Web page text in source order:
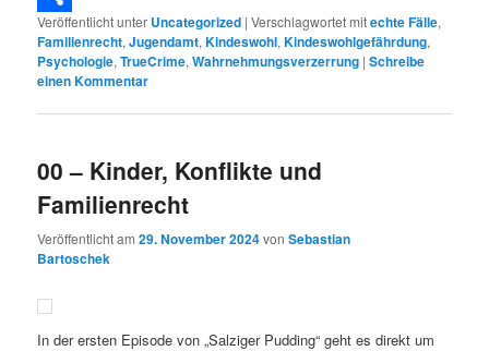
Link
Teilen
Veröffentlicht unter Uncategorized |Verschlagwortet mitechte Fälle,
Familienrecht,Jugendamt,Kindeswohl,Kindeswohlgefährdung,
Psychologie,TrueCrime,Wahrnehmungsverzerrung |Schreibe
einen Kommentar
00 – Kinder, Konflikte und
Familienrecht
Veröffentlicht am29. November 2024vonSebastian
Bartoschek
In der ersten Episode von „Salziger Pudding“ geht es direkt um